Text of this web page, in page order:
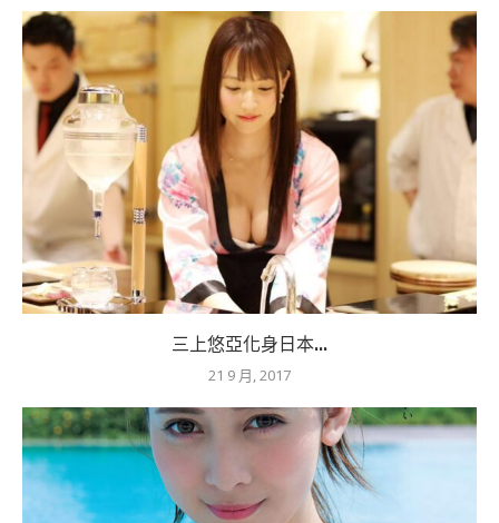
三上悠亞化身日本...
21 9 月, 2017